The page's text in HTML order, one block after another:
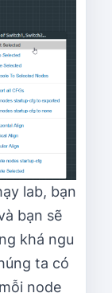
lab, bạn
bạn sẽ
khá ngu
ta có
node